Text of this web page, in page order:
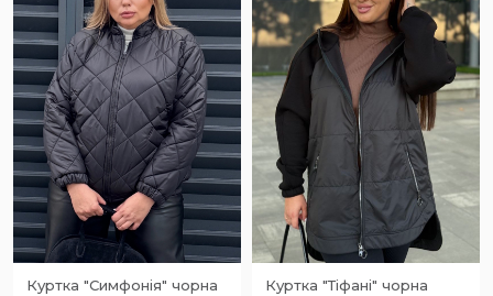
Куртка "Симфонія" чорна Куртка "Тіфані" чорна